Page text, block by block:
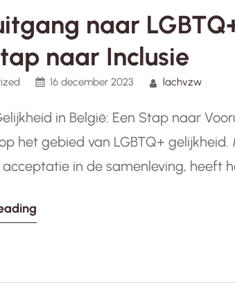
naar
naar Inclusie
16 december 2023 lachvzw
in België: Een Stap naar
het gebied van LGBTQ+
in de samenleving, heeft
Een van de belangrijkste